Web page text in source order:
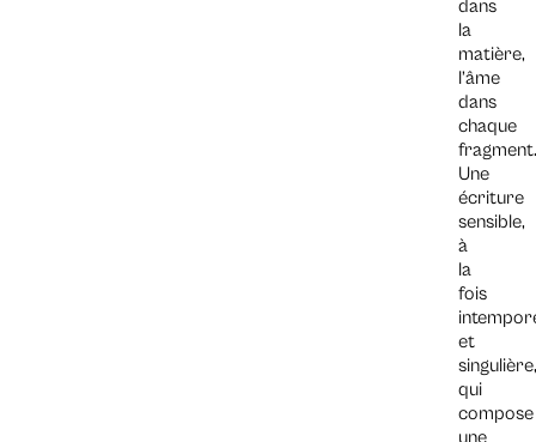
dans
la
matière,
l’âme
dans
chaque
fragment.
Une
écriture
sensible,
à
la
fois
et
singulière,
qui
compose
une